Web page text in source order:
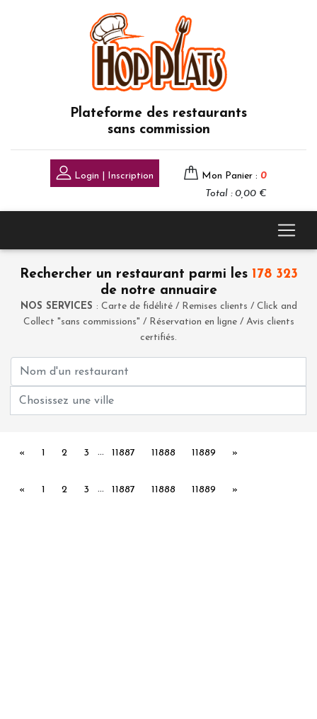
Plateforme des restaurants
sans commission
Login | Inscription Mon Panier : 0
Total : 0,00 €
Rechercher un restaurant parmi les 178 323
de notre annuaire
NOS SERVICES : Carte de fidélité / Remises clients / Click and
Collect "sans commissions" / Réservation en ligne / Avis clients
certifiés.
« Précédent
1 2 3 ... 11887 11888 11889 »
« Précédent
1 2 3 ... 11887 11888 11889 »